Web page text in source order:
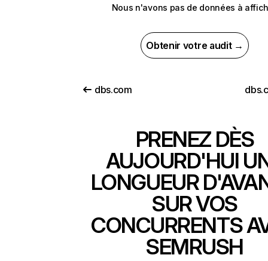
Nous n'avons pas de données à
Obtenir votre audit →
dbs.com
PRENEZ DÈS
AUJOURD'HUI
LONGUEUR
SUR VOS
CONCURRENTS
SEMRUSH